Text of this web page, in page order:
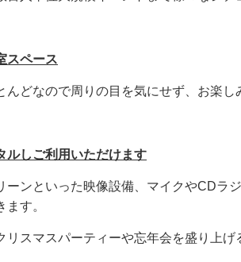
スペース
んどなので周りの目を気にせず、お楽し
ルしご利用いただけます
ーンといった映像設備、マイクやCDラ
す。
リスマスパーティーや忘年会を盛り上げ